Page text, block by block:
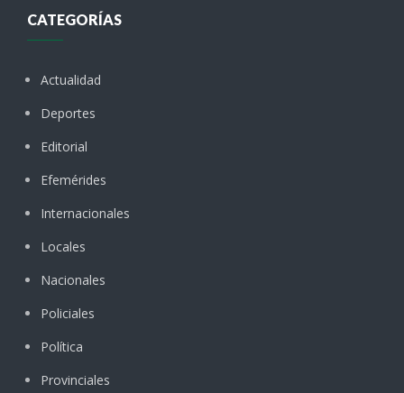
CATEGORÍAS
Actualidad
Deportes
Editorial
Efemérides
Internacionales
Locales
Nacionales
Policiales
Política
Provinciales